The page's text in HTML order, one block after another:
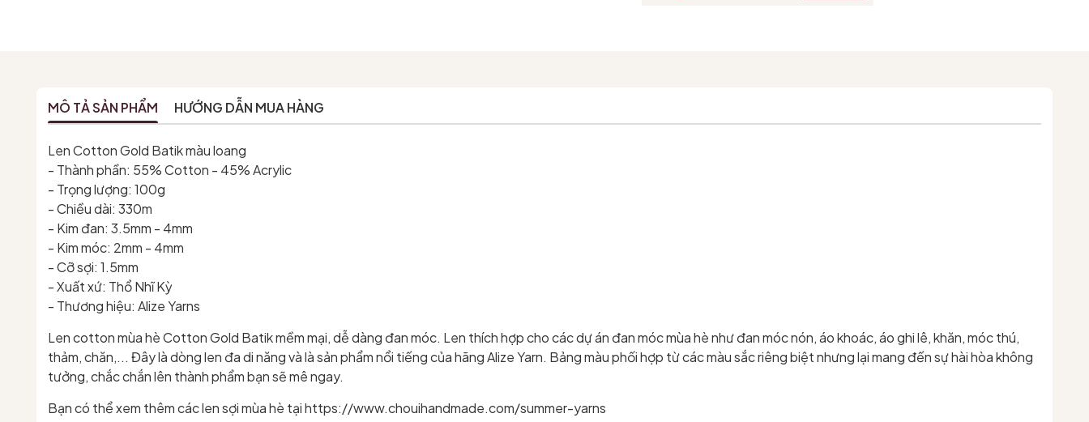
MÔ TẢ SẢN PHẨM HƯỚNG DẪN MUA HÀNG
Len Cotton Gold Batik màu loang
- Thành phần: 55% Cotton - 45% Acrylic
- Trọng lượng: 100g
- Chiều dài: 330m
- Kim đan: 3.5mm - 4mm
- Kim móc: 2mm - 4mm
- Cỡ sợi: 1.5mm
- Xuất xứ: Thổ Nhĩ Kỳ
- Thương hiệu: Alize Yarns
Len cotton mùa hè Cotton Gold Batik mềm mại, dễ dàng đan móc. Len thích hợp cho các dự án đan móc mùa hè như đan móc nón, áo khoác, áo ghi lê, khăn, móc thú,
thảm, chăn,... Đây là dòng len đa di năng và là sản phẩm nổi tiếng của hãng Alize Yarn. Bảng màu phối hợp từ các màu sắc riêng biệt nhưng lại mang đến sự hài hòa không
tưởng, chắc chắn lên thành phẩm bạn sẽ mê ngay.
Bạn có thể xem thêm các len sợi mùa hè tại https://www.chouihandmade.com/summer-yarns